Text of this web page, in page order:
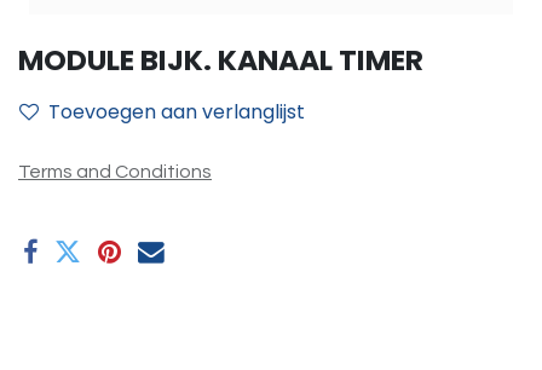
MODULE BIJK. KANAAL TIMER
Toevoegen aan verlanglijst
Terms and Conditions